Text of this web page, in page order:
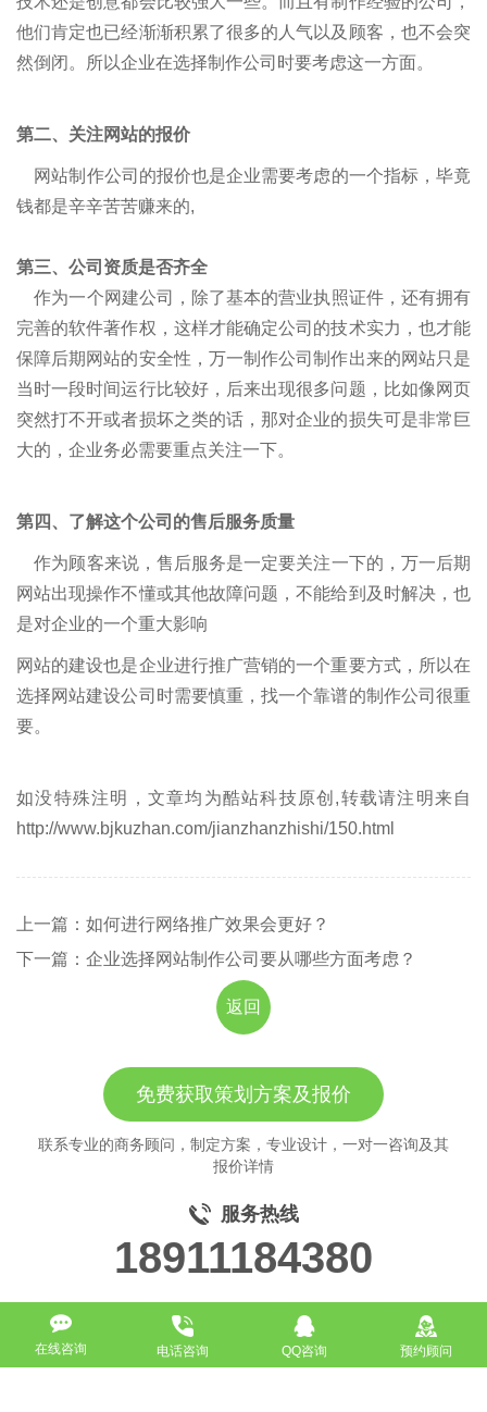
他们肯定也已经渐渐积累了很多的人气以及顾客，也不会突
然倒闭。所以企业在选择制作公司时要考虑这一方面。
第二、关注网站的报价
网站制作公司的报价也是企业需要考虑的一个指标，毕竟
钱都是辛辛苦苦赚来的,
第三、公司资质是否齐全
作为一个网建公司，除了基本的营业执照证件，还有拥有
完善的软件著作权，这样才能确定公司的技术实力，也才能
保障后期网站的安全性，万一制作公司制作出来的网站只是
当时一段时间运行比较好，后来出现很多问题，比如像网页
突然打不开或者损坏之类的话，那对企业的损失可是非常巨
大的，企业务必需要重点关注一下。
第四、了解这个公司的售后服务质量
作为顾客来说，售后服务是一定要关注一下的，万一后期
网站出现操作不懂或其他故障问题，不能给到及时解决，也
是对企业的一个重大影响
网站的建设也是企业进行推广营销的一个重要方式，所以在
选择网站建设公司时需要慎重，找一个靠谱的制作公司很重
要。
如没特殊注明，文章均为酷站科技原创,转载请注明来自
http://www.bjkuzhan.com/jianzhanzhishi/150.html
上一篇：如何进行网络推广效果会更好？
下一篇：企业选择网站制作公司要从哪些方面考虑？
返回
免费获取策划方案及报价
联系专业的商务顾问，制定方案，专业设计，一对一咨询及其
报价详情
服务热线
18911184380
在线咨询 电话咨询 QQ咨询 预约顾问